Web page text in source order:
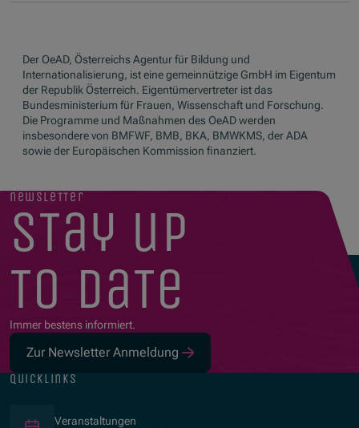
Der OeAD, Österreichs Agentur für Bildung und
Internationalisierung, ist eine gemeinnützige GmbH im Eigentum
der Republik Österreich. Eigentümervertreter ist das
Bundesministerium für Frauen, Wissenschaft und Forschung.
Die Programme und Maßnahmen des OeAD werden
insbesondere von BMFWF, BMB, BKA, BMWKMS, der ADA
sowie der Europäischen Kommission finanziert.
newsletter
stay up
to date
Immer bestens informiert.
Zur Newsletter Anmeldung
quicklinks
Veranstaltungen